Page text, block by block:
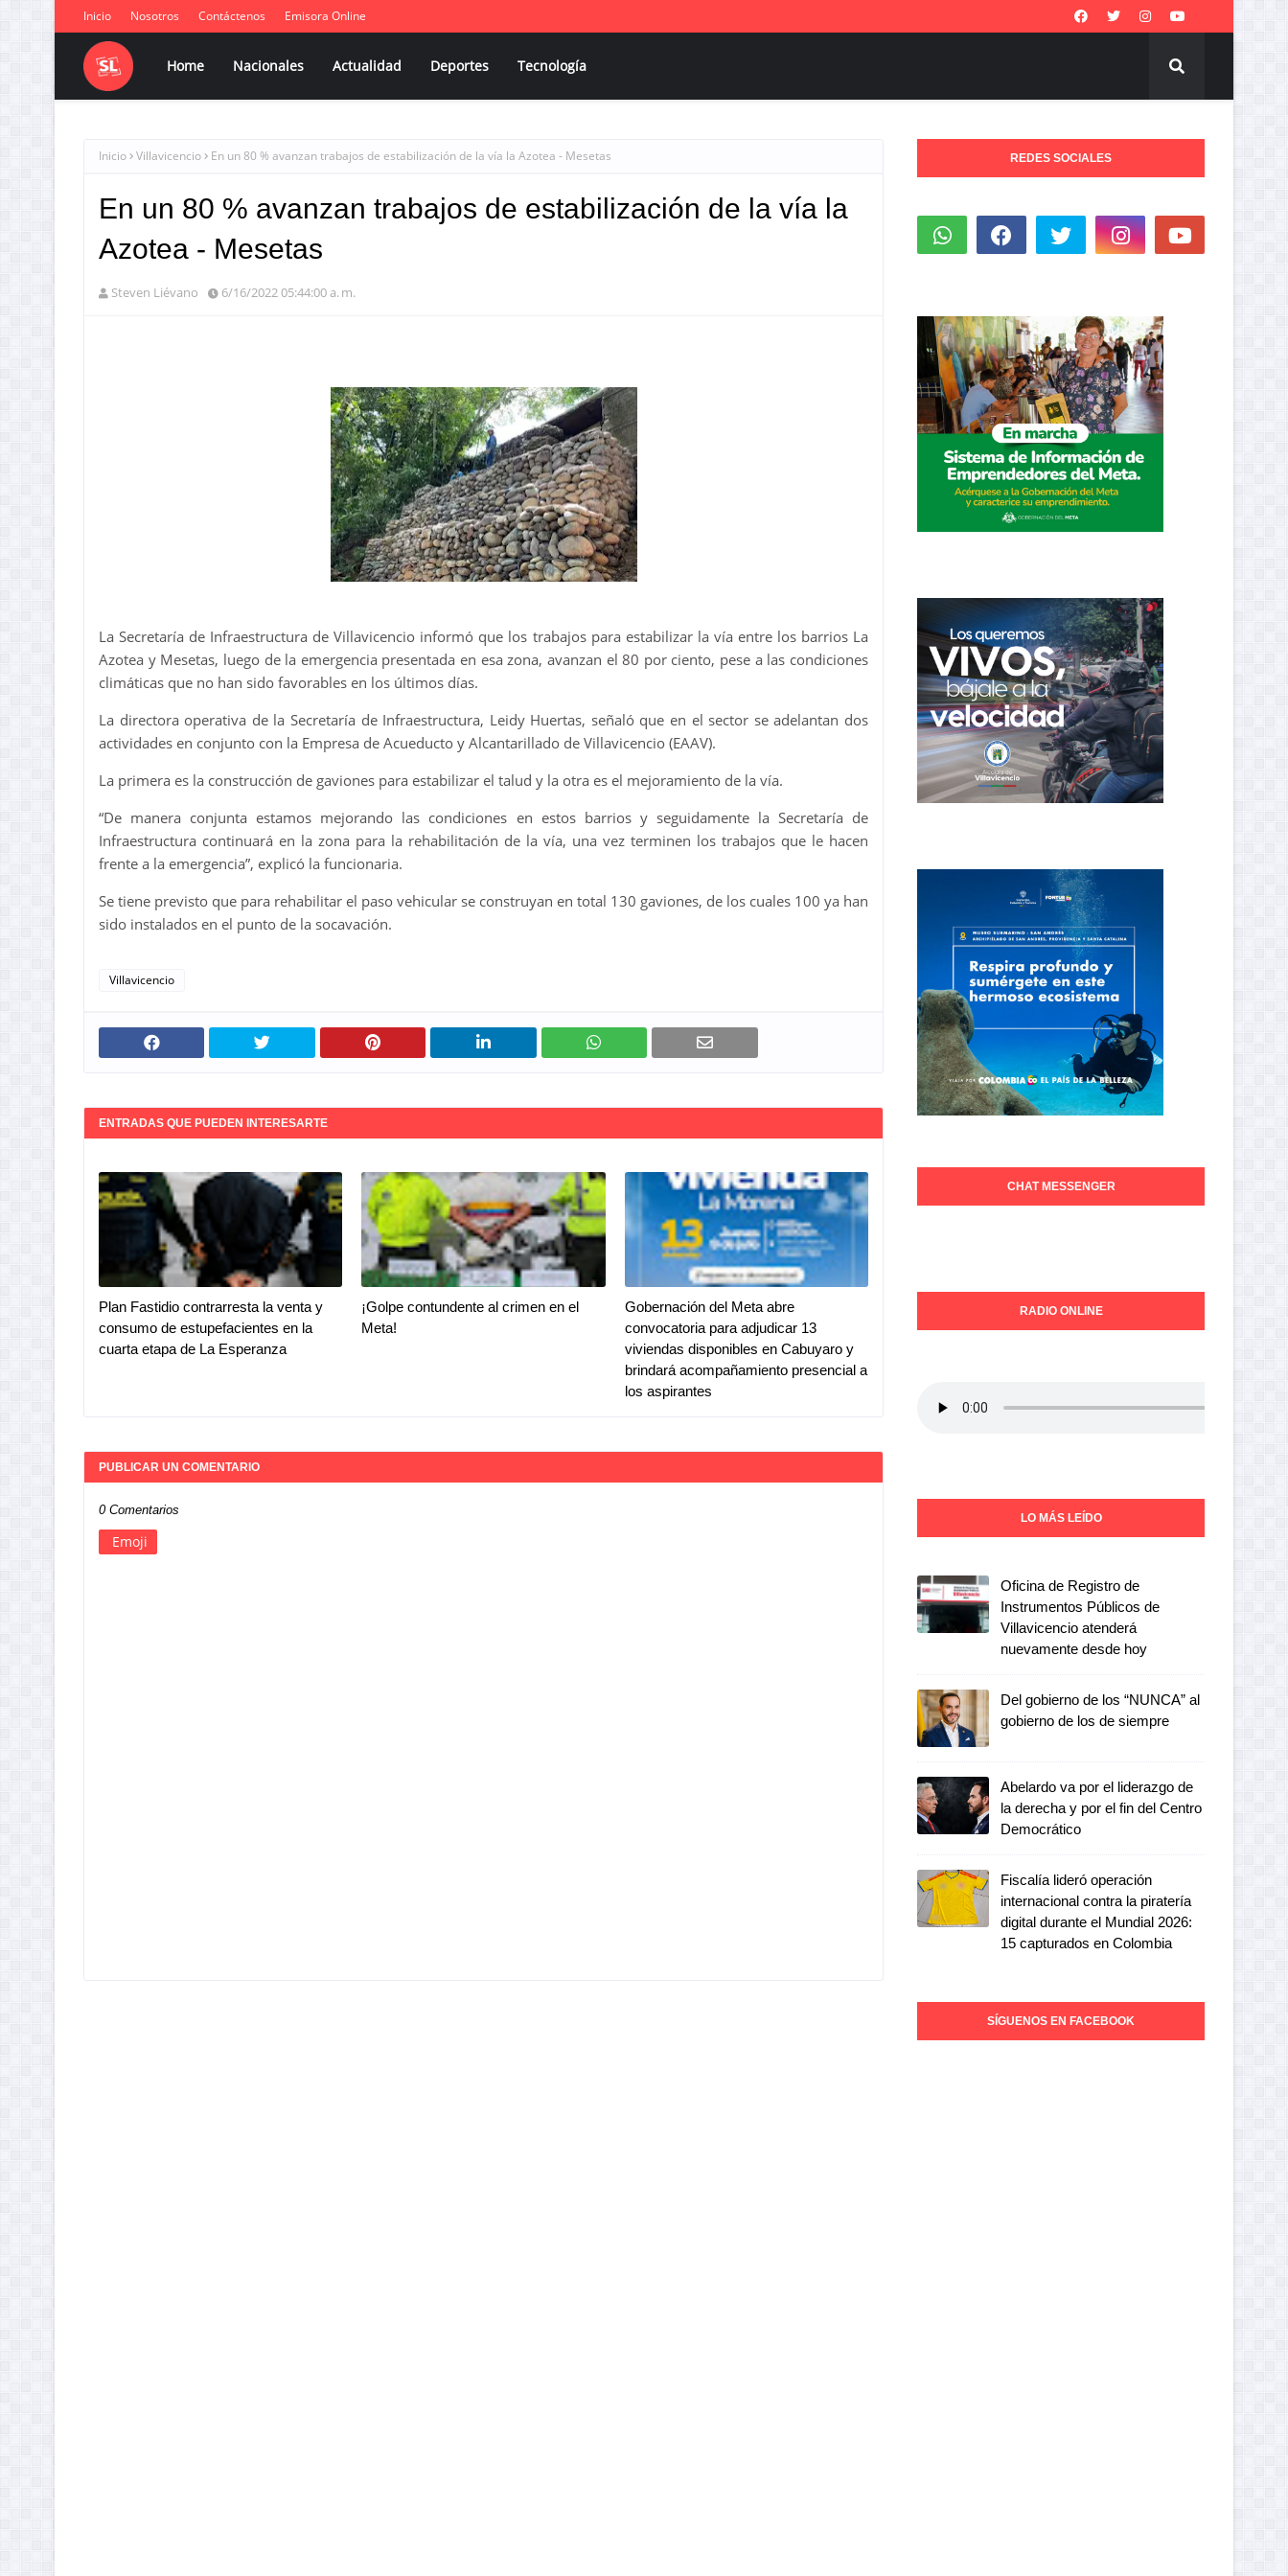
Inicio Nosotros Contáctenos Emisora Online
Home Nacionales Actualidad Deportes Tecnología
Inicio Villavicencio En un 80 % avanzan trabajos de estabilización de la vía la Azotea - Mesetas
En un 80 % avanzan trabajos de estabilización de la vía la
Azotea - Mesetas
Steven Liévano 6/16/2022 05:44:00 a. m.
La Secretaría de Infraestructura de Villavicencio informó que los trabajos para estabilizar la vía entre los barrios La
Azotea y Mesetas, luego de la emergencia presentada en esa zona, avanzan el 80 por ciento, pese a las condiciones
climáticas que no han sido favorables en los últimos días.
La directora operativa de la Secretaría de Infraestructura, Leidy Huertas, señaló que en el sector se adelantan dos
actividades en conjunto con la Empresa de Acueducto y Alcantarillado de Villavicencio (EAAV).
La primera es la construcción de gaviones para estabilizar el talud y la otra es el mejoramiento de la vía.
“De manera conjunta estamos mejorando las condiciones en estos barrios y seguidamente la Secretaría de
Infraestructura continuará en la zona para la rehabilitación de la vía, una vez terminen los trabajos que le hacen
frente a la emergencia”, explicó la funcionaria.
Se tiene previsto que para rehabilitar el paso vehicular se construyan en total 130 gaviones, de los cuales 100 ya han
sido instalados en el punto de la socavación.
Villavicencio
ENTRADAS QUE PUEDEN INTERESARTE
Plan Fastidio contrarresta la venta y
consumo de estupefacientes en la
cuarta etapa de La Esperanza
¡Golpe contundente al crimen en el
Meta!
Gobernación del Meta abre
convocatoria para adjudicar 13
viviendas disponibles en Cabuyaro y
brindará acompañamiento presencial a
los aspirantes
PUBLICAR UN COMENTARIO
0 Comentarios
Emoji
REDES SOCIALES
CHAT MESSENGER
RADIO ONLINE
LO MÁS LEÍDO
Oficina de Registro de
Instrumentos Públicos de
Villavicencio atenderá
nuevamente desde hoy
Del gobierno de los “NUNCA” al
gobierno de los de siempre
Abelardo va por el liderazgo de
la derecha y por el fin del Centro
Democrático
Fiscalía lideró operación
internacional contra la piratería
digital durante el Mundial 2026:
15 capturados en Colombia
SÍGUENOS EN FACEBOOK